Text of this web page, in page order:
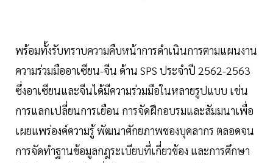
พร้อมทั้งรับทราบความคืบหน้าการดำเนินการตามแผนงาน
ความร่วมมืออาเซียน-จีน ด้าน SPS ประจำปี 2562-2563
ซึ่งอาเซียนและจีนได้มีความร่วมมือในหลายรูปแบบ เช่น
การแลกเปลี่ยนการเยือน การจัดฝึกอบรมและสัมมนาเพื่อ
เผยแพร่องค์ความรู้ พัฒนาศักยภาพของบุคลากร ตลอดจน
การจัดทำฐานข้อมูลกฎระเบียบที่เกี่ยวข้อง และการศึกษา